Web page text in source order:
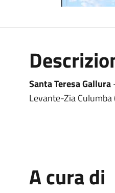
Santa Teresa Gallura
Levante-Zia Culumba
A cura di